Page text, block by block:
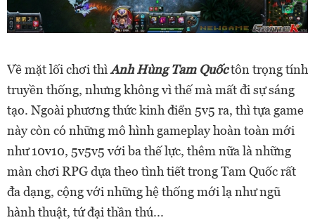
Về mặt lối chơi thì Anh Hùng Tam Quốctôn trọng tính
truyền thống, nhưng không vì thế mà mất đi sự sáng
tạo. Ngoài phương thức kinh điển 5v5 ra, thì tựa game
này còn có những mô hình gameplay hoàn toàn mới
như 10v10, 5v5v5 với ba thế lực, thêm nữa là những
màn chơi RPG dựa theo tình tiết trong Tam Quốc rất
đa dạng, cộng với những hệ thống mới lạ như ngũ
hành thuật, tứ đại thần thú...